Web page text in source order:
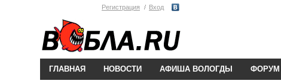
Регистрация Вход
ГЛАВНАЯ НОВОСТИ АФИША ВОЛОГДЫ ФОРУМ